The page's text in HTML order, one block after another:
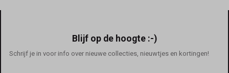
Blijf op de hoogte :-)
Schrijf je in voor info over nieuwe collecties, nieuwtjes en kortingen!